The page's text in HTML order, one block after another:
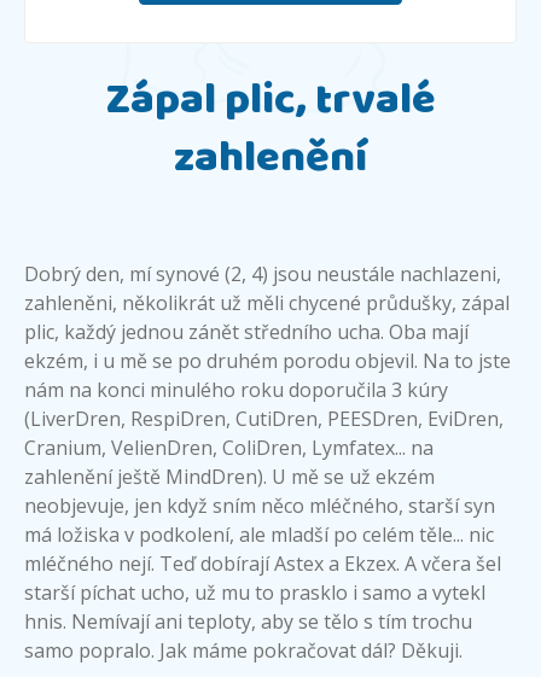
Zápal plic, trvalé
zahlenění
Dobrý den, mí synové (2, 4) jsou neustále nachlazeni,
zahleněni, několikrát už měli chycené průdušky, zápal
plic, každý jednou zánět středního ucha. Oba mají
ekzém, i u mě se po druhém porodu objevil. Na to jste
nám na konci minulého roku doporučila 3 kúry
(LiverDren, RespiDren, CutiDren, PEESDren, EviDren,
Cranium, VelienDren, ColiDren, Lymfatex... na
zahlenění ještě MindDren). U mě se už ekzém
neobjevuje, jen když sním něco mléčného, starší syn
má ložiska v podkolení, ale mladší po celém těle... nic
mléčného nejí. Teď dobírají Astex a Ekzex. A včera šel
starší píchat ucho, už mu to prasklo i samo a vytekl
hnis. Nemívají ani teploty, aby se tělo s tím trochu
samo popralo. Jak máme pokračovat dál? Děkuji.